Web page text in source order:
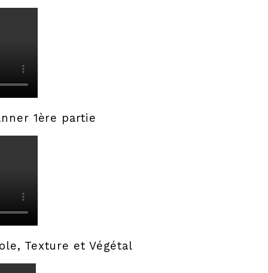
1ère partie
Texture et Végétal